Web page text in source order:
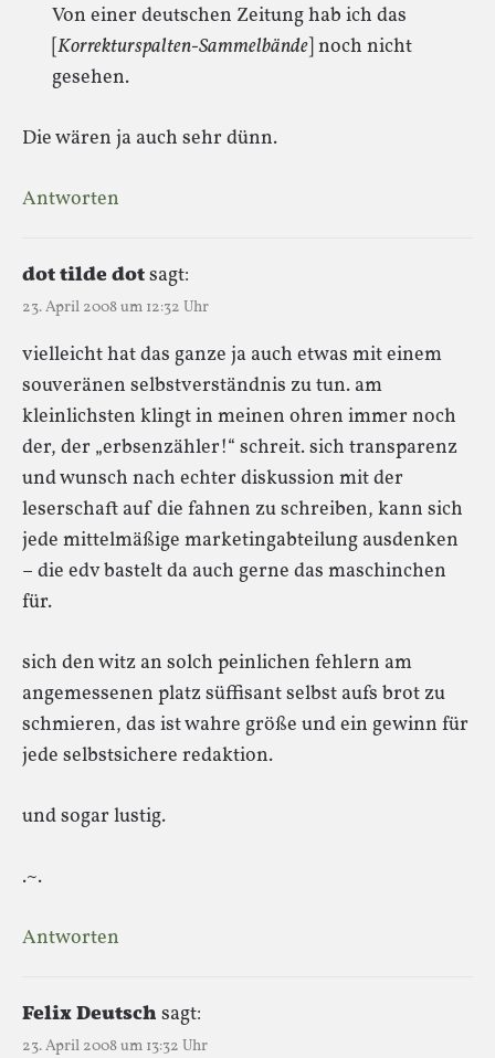
Von einer deutschen Zeitung hab ich das
[Korrekturspalten-Sammelbände] noch nicht
gesehen.
Die wären ja auch sehr dünn.
Antworten
dot tilde dotsagt:
23. April 2008 um 12:32 Uhr
vielleicht hat das ganze ja auch etwas mit einem
souveränen selbstverständnis zu tun. am
kleinlichsten klingt in meinen ohren immer noch
der, der „erbsenzähler!“ schreit. sich transparenz
und wunsch nach echter diskussion mit der
leserschaft auf die fahnen zu schreiben, kann sich
jede mittelmäßige marketingabteilung ausdenken
– die edv bastelt da auch gerne das maschinchen
für.
sich den witz an solch peinlichen fehlern am
angemessenen platz süffisant selbst aufs brot zu
schmieren, das ist wahre größe und ein gewinn für
jede selbstsichere redaktion.
und sogar lustig.
.~.
Antworten
Felix Deutsch sagt:
23. April 2008 um 13:32 Uhr